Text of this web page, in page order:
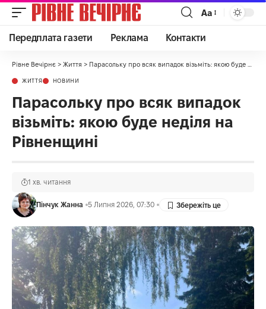
Аа
Передплата газети Реклама Контакти
Рівне Вечірнє > Життя > Парасольку про всяк випадок візьміть: якою буде неділя на Рівненщині
ЖИТТЯ НОВИНИ
Парасольку про всяк випадок
візьміть: якою буде неділя на
Рівненщині
Пінчук Жанна 5 Липня 2026, 07:30
1 хв. читання